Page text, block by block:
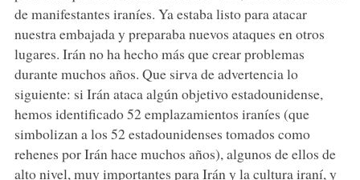
de manifestantes iraníes. Ya estaba listo para atacar
nuestra embajada y preparaba nuevos ataques en otros
lugares. Irán no ha hecho más que crear problemas
durante muchos años. Que sirva de advertencia lo
siguiente: si Irán ataca algún objetivo estadounidense,
hemos identificado 52 emplazamientos iraníes (que
simbolizan a los 52 estadounidenses tomados como
rehenes por Irán hace muchos años), algunos de ellos de
alto nivel, muy importantes para Irán y la cultura iraní, y